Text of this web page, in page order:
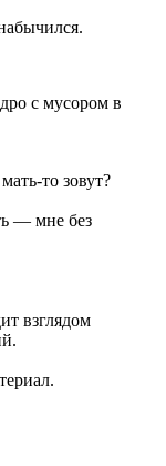
с мусором в
то зовут?
— мне без
взглядом